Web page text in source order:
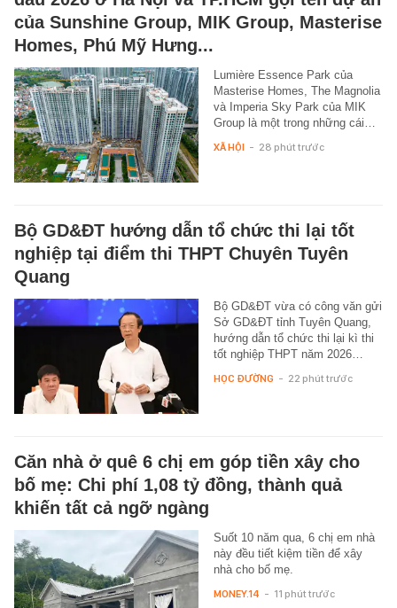
của Sunshine Group, MIK Group, Masterise
Homes, Phú Mỹ Hưng...
Lumière Essence Park của
Masterise Homes, The Magnolia
và Imperia Sky Park của MIK
Group là một trong những cái…
XÃ HỘI - 28 phút trước
Bộ GD&ĐT hướng dẫn tổ chức thi lại tốt
nghiệp tại điểm thi THPT Chuyên Tuyên
Quang
Bộ GD&ĐT vừa có công văn gửi
Sở GD&ĐT tỉnh Tuyên Quang,
hướng dẫn tổ chức thi lại kì thi
tốt nghiệp THPT năm 2026…
HỌC ĐƯỜNG - 22 phút trước
Căn nhà ở quê 6 chị em góp tiền xây cho
bố mẹ: Chi phí 1,08 tỷ đồng, thành quả
khiến tất cả ngỡ ngàng
Suốt 10 năm qua, 6 chị em nhà
này đều tiết kiệm tiền để xây
nhà cho bố mẹ.
MONEY.14 - 11 phút trước